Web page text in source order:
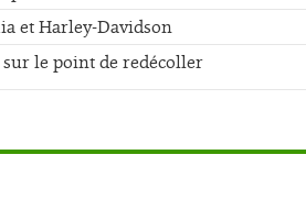
et Harley-Davidson
le point de redécoller